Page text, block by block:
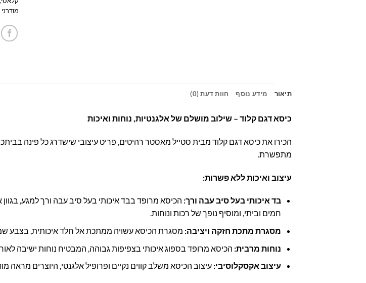
מודרני
תיאור מידע נוסף חוות דעת (0)
כיסא דגם קלוד – שילוב מושלם של אלגנטיות, נוחות ואיכות
הכירו את כיסא דגם קלוד מבית סטייל מאסטר רהיטים, פריט עיצובי שישדרג כל פינה
מתפשרת.
עיצוב ואיכות ללא פשרות:
בד איכותי בעל סיב עבה ורך: הכיסא מרופד בבד איכותי בעל סיב עבה ורך למגע,
חמים וביתי, ומוסיף נופך של רכות ונוחות.
מסגרת מתכת חזקה ויציבה: מסגרת הכיסא עשויה ממתכת אל חלד איכותית, בצבע
נוחות מרבית: הכיסא מרופד בספוג איכותי בצפיפות גבוהה, המבטיח נוחות ישיבה
עיצוב אקסקלוסיבי: עיצוב הכיסא משלב קווים נקיים ופרופיל אלגנטי, היוצרים מראה